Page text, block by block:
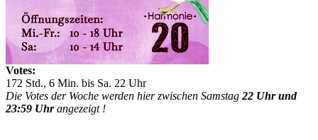
Votes:
172 Std., 6 Min. bis Sa. 22 Uhr
Die Votes der Woche werden hier zwischen Samstag 22 Uhr und
23:59 Uhrangezeigt !